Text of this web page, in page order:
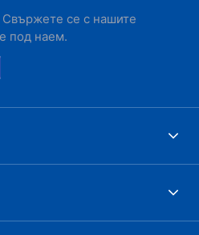
се с нашите
под наем.